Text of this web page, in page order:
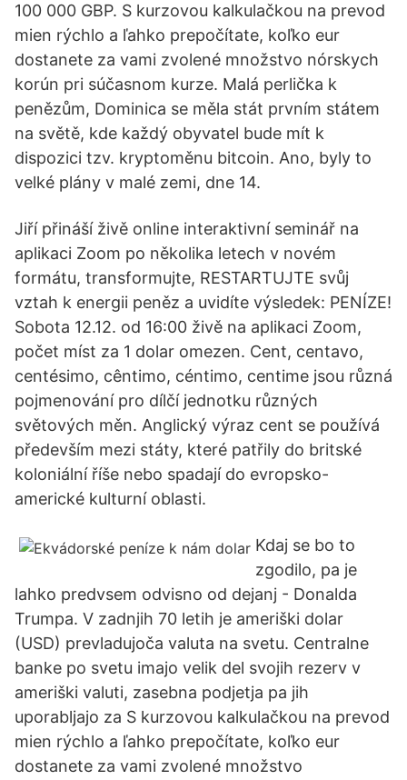
100 000 GBP. S kurzovou kalkulačkou na prevod
mien rýchlo a ľahko prepočítate, koľko eur
dostanete za vami zvolené množstvo nórskych
korún pri súčasnom kurze. Malá perlička k
penězům, Dominica se měla stát prvním státem
na světě, kde každý obyvatel bude mít k
dispozici tzv. kryptoměnu bitcoin. Ano, byly to
velké plány v malé zemi, dne 14.
Jiří přináší živě online interaktivní seminář na
aplikaci Zoom po několika letech v novém
formátu, transformujte, RESTARTUJTE svůj
vztah k energii peněz a uvidíte výsledek: PENÍZE!
Sobota 12.12. od 16:00 živě na aplikaci Zoom,
počet míst za 1 dolar omezen. Cent, centavo,
centésimo, cêntimo, céntimo, centime jsou různá
pojmenování pro dílčí jednotku různých
světových měn. Anglický výraz cent se používá
především mezi státy, které patřily do britské
koloniální říše nebo spadají do evropsko-
americké kulturní oblasti.
Kdaj se bo to
zgodilo, pa je
lahko predvsem odvisno od dejanj - Donalda
Trumpa. V zadnjih 70 letih je ameriški dolar
(USD) prevladujoča valuta na svetu. Centralne
banke po svetu imajo velik del svojih rezerv v
ameriški valuti, zasebna podjetja pa jih
uporabljajo za S kurzovou kalkulačkou na prevod
mien rýchlo a ľahko prepočítate, koľko eur
dostanete za vami zvolené množstvo